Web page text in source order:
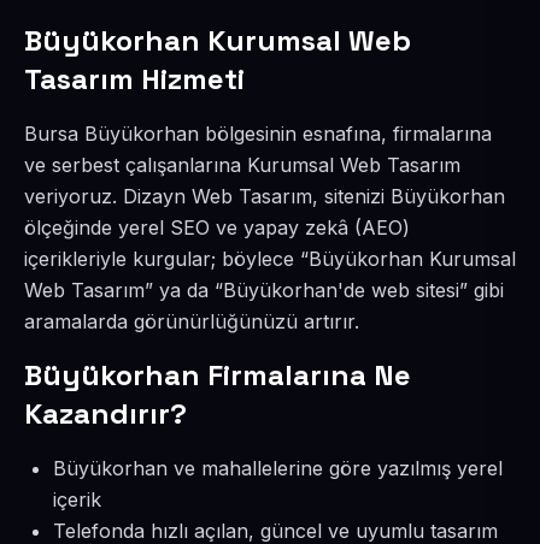
Büyükorhan Kurumsal Web
Tasarım Hizmeti
Bursa Büyükorhan bölgesinin esnafına, firmalarına
ve serbest çalışanlarına Kurumsal Web Tasarım
veriyoruz. Dizayn Web Tasarım, sitenizi Büyükorhan
ölçeğinde yerel SEO ve yapay zekâ (AEO)
içerikleriyle kurgular; böylece “Büyükorhan Kurumsal
Web Tasarım” ya da “Büyükorhan'de web sitesi” gibi
aramalarda görünürlüğünüzü artırır.
Büyükorhan Firmalarına Ne
Kazandırır?
Büyükorhan ve mahallelerine göre yazılmış yerel
içerik
Telefonda hızlı açılan, güncel ve uyumlu tasarım